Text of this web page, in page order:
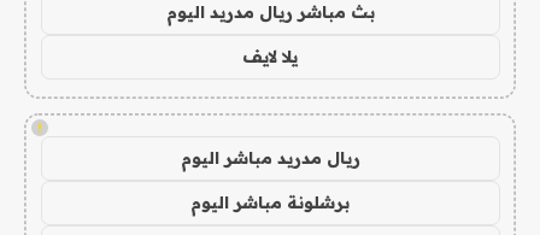
بث مباشر ريال مدريد اليوم
يلا لايف
!
ريال مدريد مباشر اليوم
برشلونة مباشر اليوم